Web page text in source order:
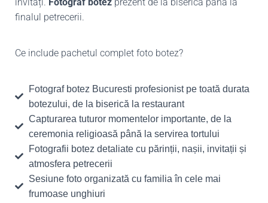
invitați. Fotograf botez prezent de la biserică până la
finalul petrecerii.
Ce include pachetul complet foto botez?
Fotograf botez Bucuresti profesionist pe toată durata
botezului, de la biserică la restaurant
Capturarea tuturor momentelor importante, de la
ceremonia religioasă până la servirea tortului
Fotografii botez detaliate cu părinții, nașii, invitații și
atmosfera petrecerii
Sesiune foto organizată cu familia în cele mai
frumoase unghiuri